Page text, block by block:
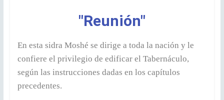
"Reunión"
En esta sidra Moshé se dirige a toda la nación y le
confiere el privilegio de edificar el Tabernáculo,
según las instrucciones dadas en los capítulos
precedentes.